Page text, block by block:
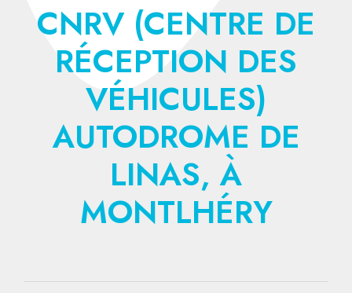
CNRV (CENTRE DE
RÉCEPTION DES
VÉHICULES)
AUTODROME DE
LINAS, À
MONTLHÉRY